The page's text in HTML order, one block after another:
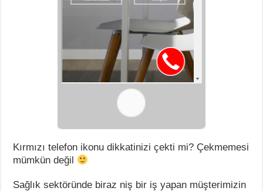
Kırmızı telefon ikonu dikkatinizi çekti mi? Çekmemesi
mümkün değil
Sağlık sektöründe biraz niş bir iş yapan müşterimizin